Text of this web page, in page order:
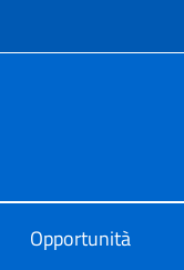
Opportunità